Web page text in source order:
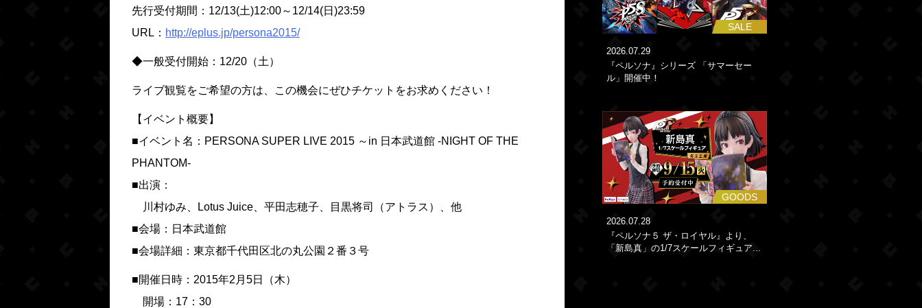
先行受付期間：12/13(土)12:00～12/14(日)23:59
URL： http://eplus.jp/persona2015/
◆一般受付開始： 12/20（土）
ライブ観覧をご希望の方は、この機会にぜひチケットをお求めください！
【イベント概要】
■イベント名： PERSONA SUPER LIVE 2015 ～in 日本武道館 -NIGHT OF THE
PHANTOM-
■出演：
川村ゆみ、Lotus Juice、平田志穂子、目黒将司（アトラス）、他
■会場： 日本武道館
■会場詳細： 東京都千代田区北の丸公園２番３号
■開催日時： 2015年2月5日（木）
開場： 17：30
SALE
2026.07.29
『ペルソナ』シリーズ 「サマーセー
ル」開催中！
GOODS
2026.07.28
『ペルソナ５ ザ・ロイヤル』より、
「新島真」の1/7スケールフィギュア...